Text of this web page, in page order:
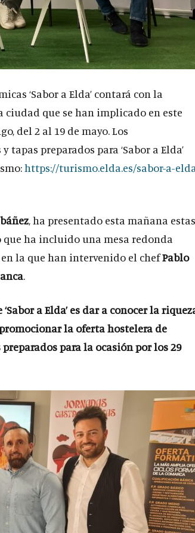
‘Sabor a Elda’ contará con la
ciudad que se han implicado en este
del 2 al 19 de mayo. Los
preparados para ‘Sabor a Elda’
https://turismo.elda.es/sabor-a-
, ha presentado esta mañana estas
que ha incluido una mesa redonda
en la que han intervenido el chefPablo
.
a Elda’ es dar a conocer la
la oferta hostelera de
para la ocasión por los 29